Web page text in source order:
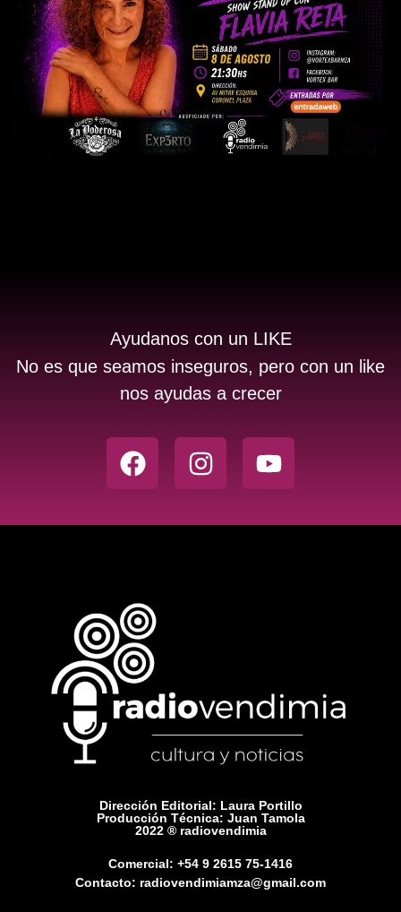
Ayudanos con un LIKE
No es que seamos inseguros, pero con un like
nos ayudas a crecer
Dirección Editorial: Laura Portillo
Producción Técnica: Juan Tamola
2022 ® radiovendimia
Comercial: +54 9 2615 75-1416
Contacto: radiovendimiamza@gmail.com